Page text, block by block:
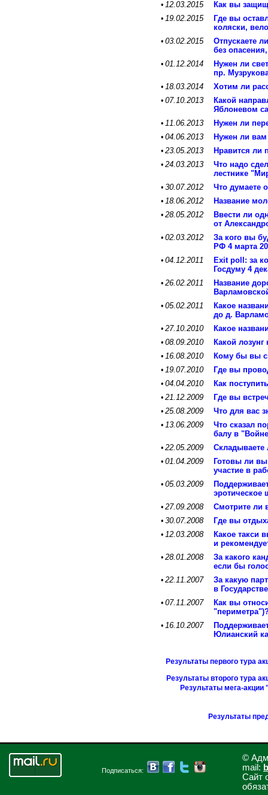
• 12.03.2015 Как вы
• 19.02.2015
Где вы
коляски,
• 03.02.2015
Отпускаете
без
• 01.12.2014
Нужен ли
пр.
• 18.03.2014 Хотим ли
• 07.10.2013
Какой
Яблоневом
• 11.06.2013 Нужен ли
• 04.06.2013 Нужен ли вам
• 23.05.2013 Нравится ли
• 24.03.2013
Что надо
лестнике
• 30.07.2012 Что думаете
• 18.06.2012 Название
• 28.05.2012
Ввести ли
от
• 02.03.2012
За кого вы
РФ 4 марта
• 04.12.2011
Exit poll: за
Госдуму 4
• 26.02.2011
Название
• 05.02.2011
Какое
до д.
• 27.10.2010 Какое
• 08.09.2010 Какой
• 16.08.2010 Кому бы вы
• 19.07.2010 Где вы
• 04.04.2010 Как
• 21.12.2009 Где вы
• 25.08.2009 Что для вас
• 13.06.2009
Что сказал
балу в
• 22.05.2009 Складываете
• 01.04.2009
Готовы ли
участие в
• 05.03.2009
эротическое
• 27.09.2008 Смотрите ли
• 30.07.2008 Где вы
• 12.03.2008
Какое такси
и
• 28.01.2008
За какого
если бы
• 22.11.2007
За какую
в
• 07.11.2007
Как вы
• 16.10.2007
Юлианский
Результаты первого тура
Результаты второго тура
Результаты мега-акции
Результаты
Подписаться:
©
mail:
Сайт